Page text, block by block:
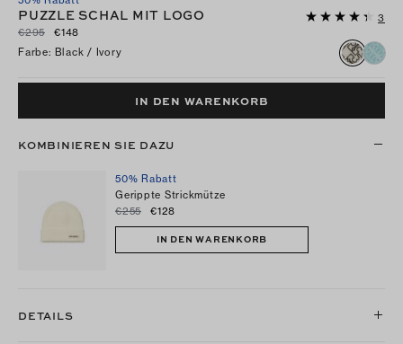
PUZZLE SCHAL MIT LOGO
3
€295
€148
Farbe: Black / Ivory
IN DEN WARENKORB
KOMBINIEREN SIE DAZU
50% Rabatt
Gerippte Strickmütze
€255
€128
IN DEN WARENKORB
DETAILS